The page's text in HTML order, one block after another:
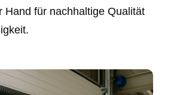
Hand für nachhaltige Qualität